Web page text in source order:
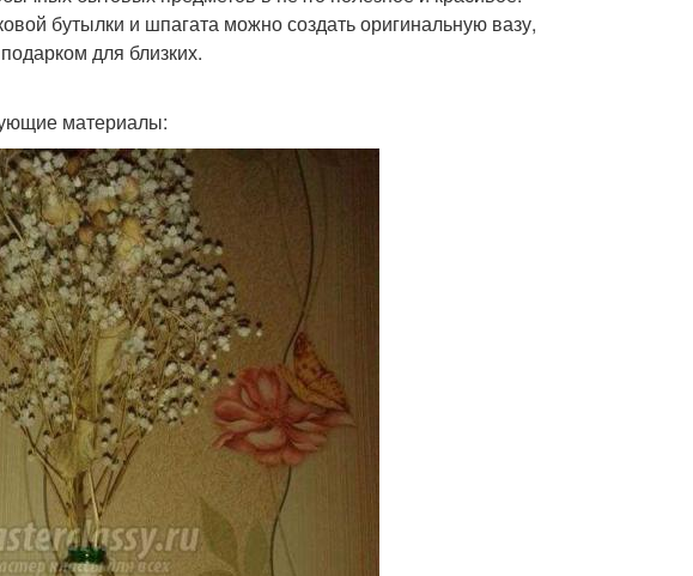
бутылки и шпагата можно создать оригинальную вазу,
для близких.
материалы: